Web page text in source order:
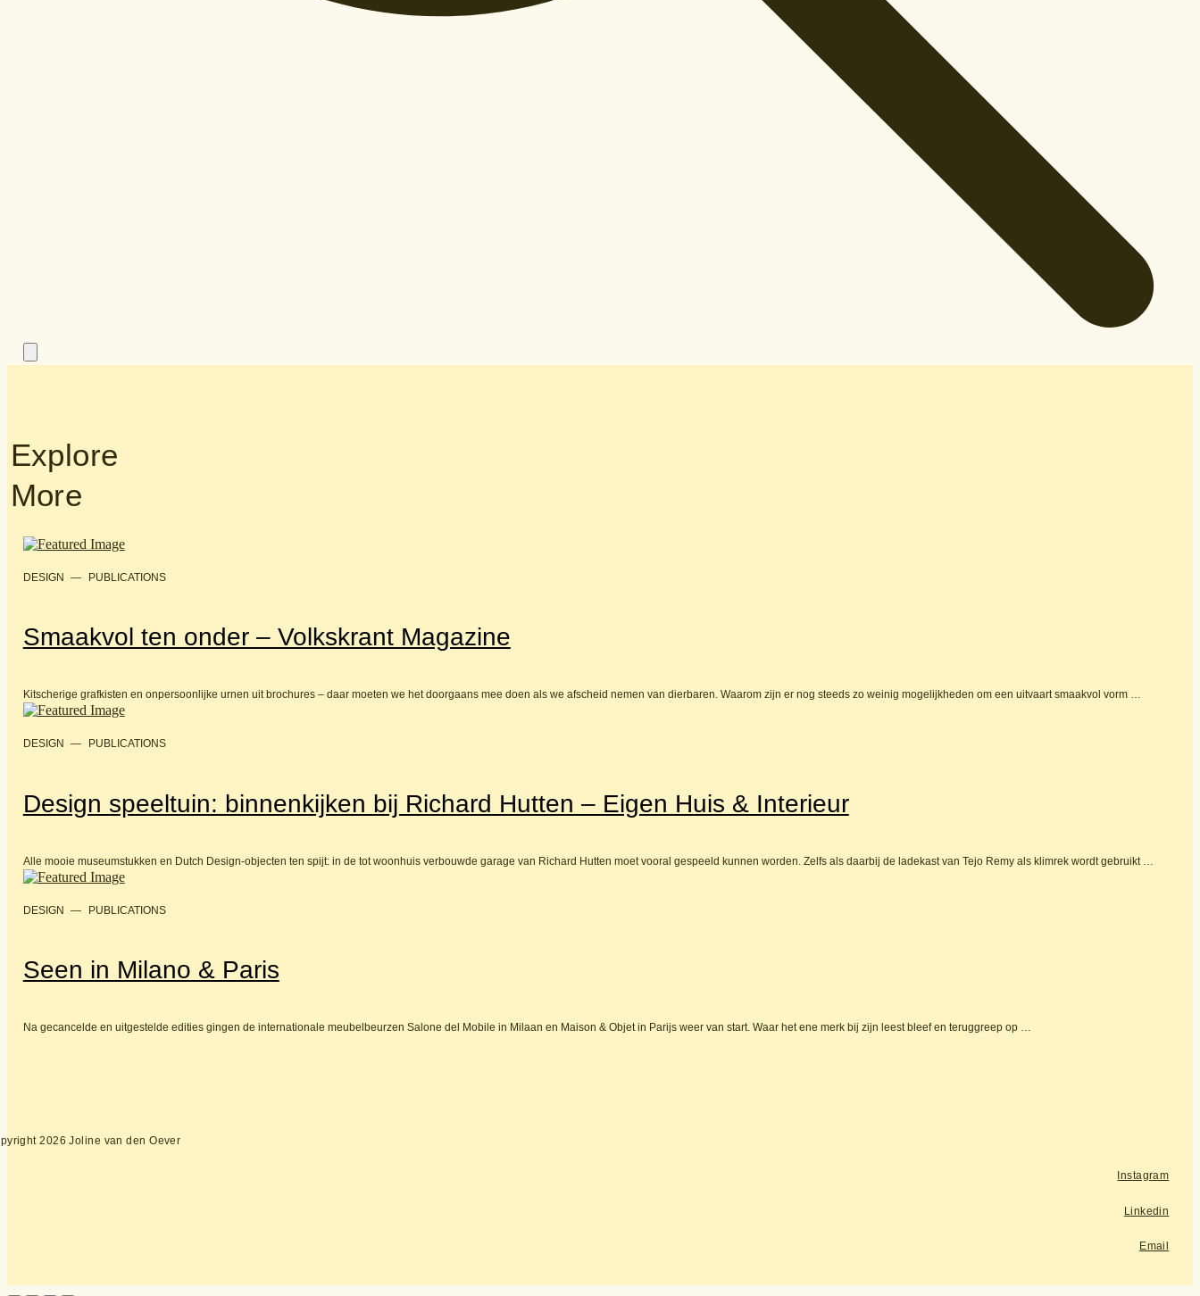
Explore
More
DESIGN — PUBLICATIONS
Smaakvol ten onder – Volkskrant Magazine
Kitscherige grafkisten en onpersoonlijke urnen uit brochures – daar moeten we het doorgaans mee doen als we afscheid nemen van dierbaren. Waarom zijn er nog steeds zo weinig mogelijkheden om een uitvaart smaakvol vorm …
DESIGN — PUBLICATIONS
Design speeltuin: binnenkijken bij Richard Hutten – Eigen Huis & Interieur
Alle mooie museumstukken en Dutch Design-objecten ten spijt: in de tot woonhuis verbouwde garage van Richard Hutten moet vooral gespeeld kunnen worden. Zelfs als daarbij de ladekast van Tejo Remy als klimrek wordt gebruikt …
DESIGN — PUBLICATIONS
Seen in Milano & Paris
Na gecancelde en uitgestelde edities gingen de internationale meubelbeurzen Salone del Mobile in Milaan en Maison & Objet in Parijs weer van start. Waar het ene merk bij zijn leest bleef en teruggreep op …
2026 Joline van den Oever
Instagram
Linkedin
Email